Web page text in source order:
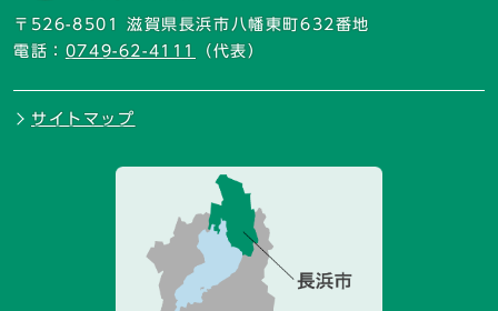
〒526-8501 滋賀県長浜市八幡東町632番地
電話： 0749-62-4111 （代表）
サイトマップ